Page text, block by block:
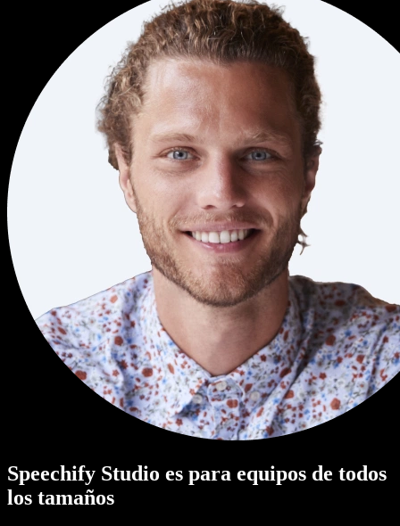
Speechify Studio es para equipos de todos
los tamaños